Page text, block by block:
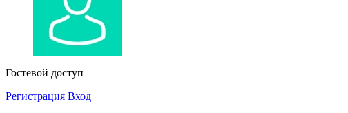
Гостевой доступ
Регистрация Вход